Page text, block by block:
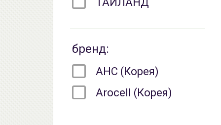
бренд:
AHC (Корея)
Arocell (Корея)